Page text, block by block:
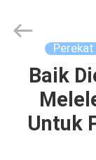
RUMAH
PRODUK
Adhesive
Products
Baik
Untuk